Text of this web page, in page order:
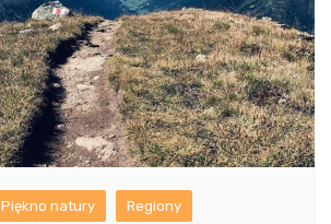
Piękno natury Regiony